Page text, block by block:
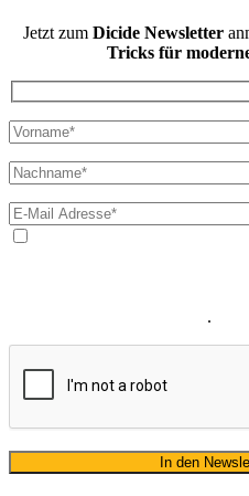
Jetzt zum Dicide Newsletter
Tricks für
.